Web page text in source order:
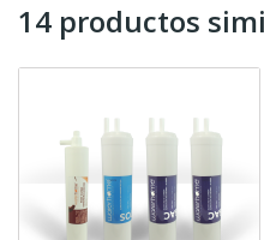
14 productos